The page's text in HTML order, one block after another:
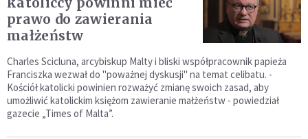
prawo do zawierania
małżeństw
Charles Scicluna, arcybiskup Malty i bliski współpracownik papieża
Franciszka wezwał do "poważnej dyskusji" na temat celibatu. -
Kościół katolicki powinien rozważyć zmianę swoich zasad, aby
umożliwić katolickim księżom zawieranie małżeństw - powiedział
gazecie „Times of Malta”.